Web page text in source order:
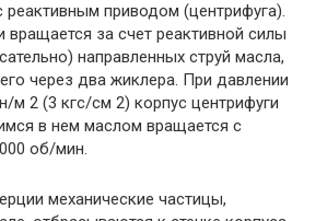
приводом (центрифуга).
вращается за счет реактивной силы
направленных струй масла,
через два жиклера. При давлении
м 2 (3 кгс/см 2) корпус центрифуги
в нем маслом вращается с
об/мин.
механические частицы,